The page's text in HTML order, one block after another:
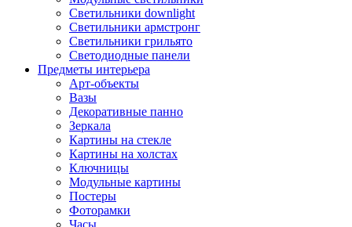
Светильники downlight
Светильники армстронг
Светильники грильято
Светодиодные панели
Предметы интерьера
Арт-объекты
Вазы
Декоративные панно
Зеркала
Картины на стекле
Картины на холстах
Ключницы
Модульные картины
Постеры
Фоторамки
Часы